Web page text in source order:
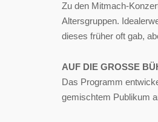
Zu den Mitmach-
Altersgruppen.
dieses früher oft gab,
AUF DIE GROSSE
Das Programm
gemischtem Publikum